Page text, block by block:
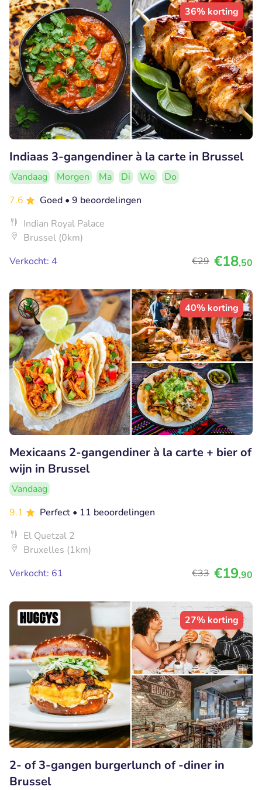
36% korting
Indiaas 3-gangendiner à la carte in Brussel
Vandaag Morgen Ma Di Wo
Do
7.6
Goed • 9 beoordelingen
Indian Royal Palace
Brussel (0km)
Verkocht: 4
€29 €18,50
40% korting
Mexicaans 2-gangendiner à la carte + bier of
wijn in Brussel
Vandaag
9.1
Perfect • 11 beoordelingen
El Quetzal 2
Bruxelles (1km)
Verkocht: 61
€33 €19,90
27% korting
2- of 3-gangen burgerlunch of -diner in
Brussel